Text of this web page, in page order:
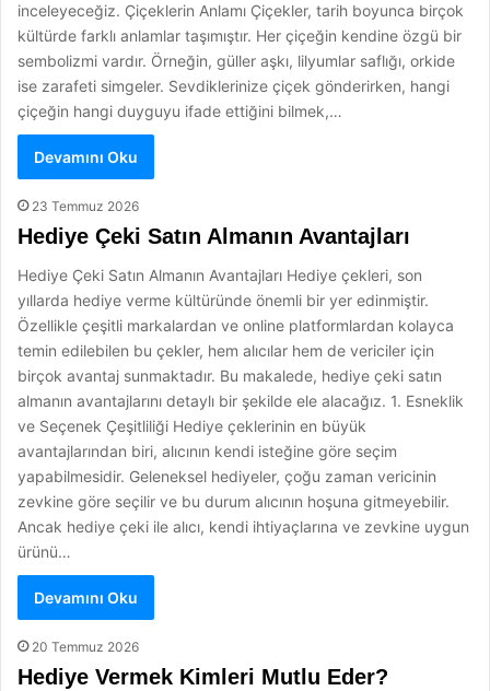
inceleyeceğiz. Çiçeklerin Anlamı Çiçekler, tarih boyunca birçok
kültürde farklı anlamlar taşımıştır. Her çiçeğin kendine özgü bir
sembolizmi vardır. Örneğin, güller aşkı, lilyumlar saflığı, orkide
ise zarafeti simgeler. Sevdiklerinize çiçek gönderirken, hangi
çiçeğin hangi duyguyu ifade ettiğini bilmek,…
Devamını Oku
23 Temmuz 2026
Hediye Çeki Satın Almanın Avantajları
Hediye Çeki Satın Almanın Avantajları Hediye çekleri, son
yıllarda hediye verme kültüründe önemli bir yer edinmiştir.
Özellikle çeşitli markalardan ve online platformlardan kolayca
temin edilebilen bu çekler, hem alıcılar hem de vericiler için
birçok avantaj sunmaktadır. Bu makalede, hediye çeki satın
almanın avantajlarını detaylı bir şekilde ele alacağız. 1. Esneklik
ve Seçenek Çeşitliliği Hediye çeklerinin en büyük
avantajlarından biri, alıcının kendi isteğine göre seçim
yapabilmesidir. Geleneksel hediyeler, çoğu zaman vericinin
zevkine göre seçilir ve bu durum alıcının hoşuna gitmeyebilir.
Ancak hediye çeki ile alıcı, kendi ihtiyaçlarına ve zevkine uygun
ürünü…
Devamını Oku
20 Temmuz 2026
Hediye Vermek Kimleri Mutlu Eder?